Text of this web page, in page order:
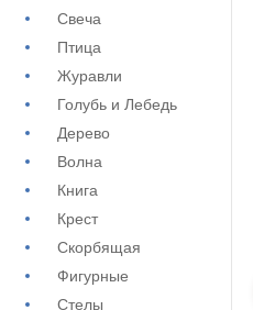
Свеча
Птица
Журавли
Голубь и Лебедь
Дерево
Волна
Книга
Крест
Скорбящая
Фигурные
Стелы